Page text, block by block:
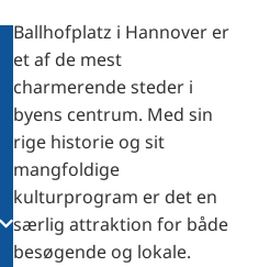
Ballhofplatz i Hannover er
et af de mest
charmerende steder i
byens centrum. Med sin
rige historie og sit
mangfoldige
kulturprogram er det en
særlig attraktion for både
besøgende og lokale.